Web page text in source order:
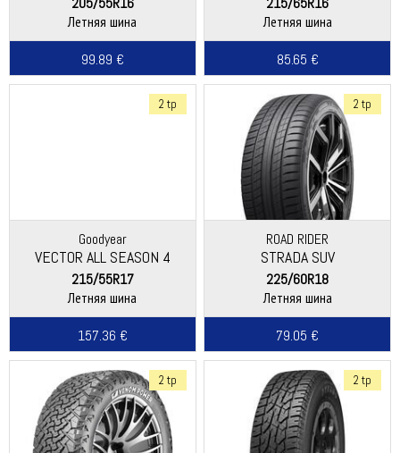
Летняя шина
99.89 €
Летняя шина
85.65 €
2 tp
Goodyear
VECTOR ALL SEASON 4
215/55R17
Летняя шина
157.36 €
2 tp
ROAD RIDER
STRADA SUV
225/60R18
Летняя шина
79.05 €
2 tp 2 tp